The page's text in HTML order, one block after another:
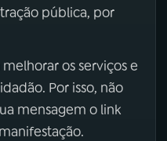
pública, por
os serviços e
Por isso, não
mensagem o link